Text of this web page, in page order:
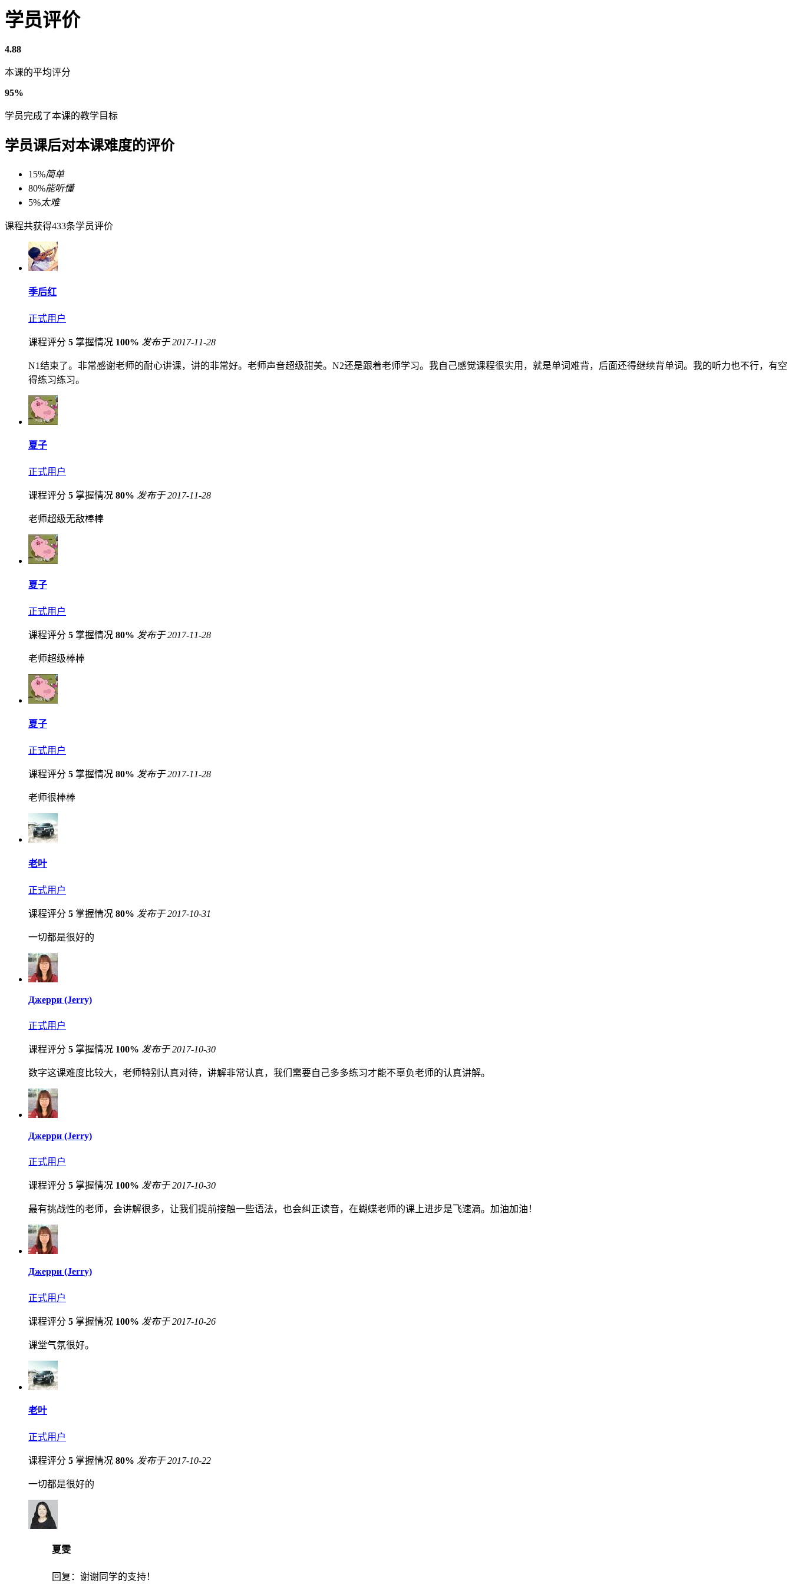
学员评价
4.88
本课的平均评分
95%
学员完成了本课的教学目标
学员课后对本课难度的评价
15%简单
80%能听懂
5%太难
课程共获得433条学员评价
季后红
正式用户
课程评分 5 掌握情况 100% 发布于 2017-11-28
N1结束了。非常感谢老师的耐心讲课，讲的非常好。老师声音超级甜美。N2还是跟着老师学习。我自己感觉课程很实用，就是单词难背，后面还得继续背单词。我的听力也不行，有空
得练习练习。
夏子
正式用户
课程评分 5 掌握情况 80% 发布于 2017-11-28
老师超级无敌棒棒
夏子
正式用户
课程评分 5 掌握情况 80% 发布于 2017-11-28
老师超级棒棒
夏子
正式用户
课程评分 5 掌握情况 80% 发布于 2017-11-28
老师很棒棒
老叶
正式用户
课程评分 5 掌握情况 80% 发布于 2017-10-31
一切都是很好的
Джерри (Jerry)
正式用户
课程评分 5 掌握情况 100% 发布于 2017-10-30
数字这课难度比较大，老师特别认真对待，讲解非常认真，我们需要自己多多练习才能不辜负老师的认真讲解。
Джерри (Jerry)
正式用户
课程评分 5 掌握情况 100% 发布于 2017-10-30
最有挑战性的老师，会讲解很多，让我们提前接触一些语法，也会纠正读音，在蝴蝶老师的课上进步是飞速滴。加油加油！
Джерри (Jerry)
正式用户
课程评分 5 掌握情况 100% 发布于 2017-10-26
课堂气氛很好。
老叶
正式用户
课程评分 5 掌握情况 80% 发布于 2017-10-22
一切都是很好的
夏雯
回复： 谢谢同学的支持！